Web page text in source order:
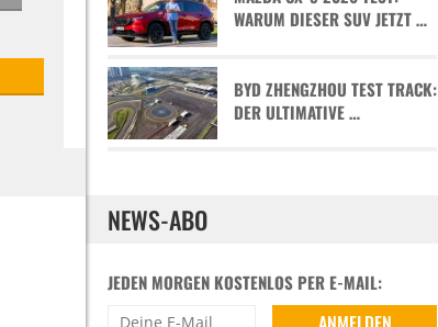
WARUM DIESER SUV JETZT …
BYD ZHENGZHOU TEST TRACK:
DER ULTIMATIVE …
NEWS-ABO
JEDEN MORGEN KOSTENLOS PER E-MAIL: